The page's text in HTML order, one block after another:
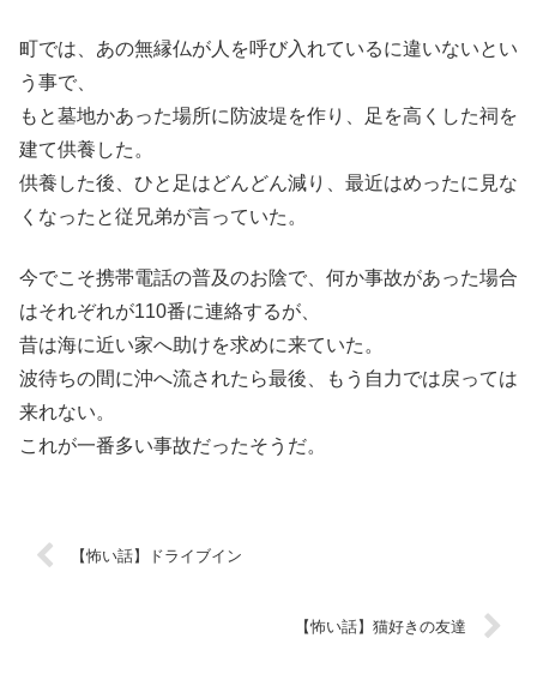
町では、あの無縁仏が人を呼び入れているに違いないとい
う事で、
もと墓地かあった場所に防波堤を作り、足を高くした祠を
建て供養した。
供養した後、ひと足はどんどん減り、最近はめったに見な
くなったと従兄弟が言っていた。
今でこそ携帯電話の普及のお陰で、何か事故があった場合
はそれぞれが110番に連絡するが、
昔は海に近い家へ助けを求めに来ていた。
波待ちの間に沖へ流されたら最後、もう自力では戻っては
来れない。
これが一番多い事故だったそうだ。
【怖い話】ドライブイン
【怖い話】猫好きの友達